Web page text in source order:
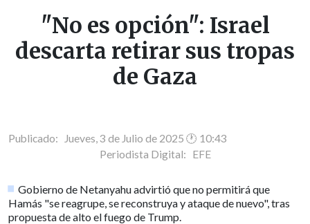
"No es opción": Israel
descarta retirar sus tropas
de Gaza
Publicado: Jueves, 3 de Julio de 2025 🕐 10:43
Periodista Digital: EFE
Gobierno de Netanyahu advirtió que no permitirá que
Hamás "se reagrupe, se reconstruya y ataque de nuevo", tras
propuesta de alto el fuego de Trump.